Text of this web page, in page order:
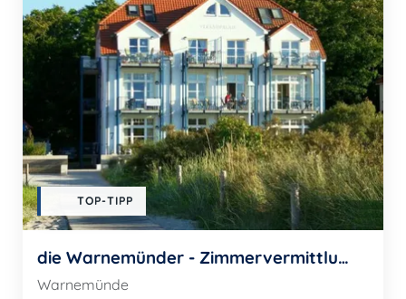
TOP-TIPP
die Warnemünder - Zimmervermittlung
Warnemünde